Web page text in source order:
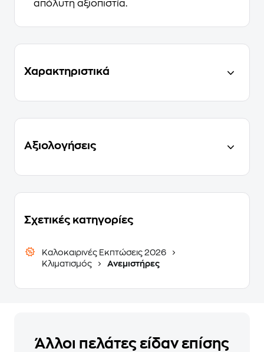
απόλυτη αξιοπιστία.
Χαρακτηριστικά
Αξιολογήσεις
Σχετικές κατηγορίες
Καλοκαιρινές Εκπτώσεις 2026
Κλιματισμός
Ανεμιστήρες
Άλλοι πελάτες είδαν επίσης